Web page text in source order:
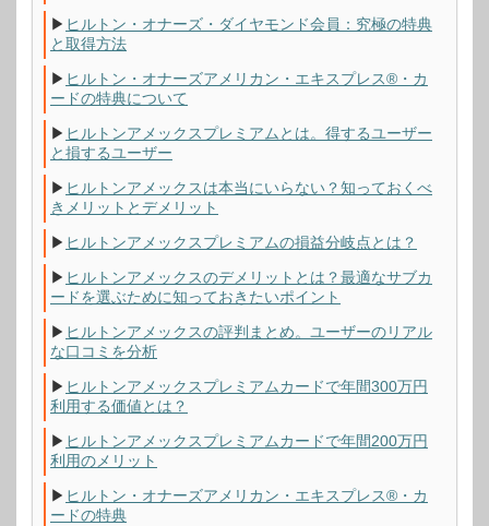
▶ ヒルトン・オナーズ・ダイヤモンド会員：究極の特典
と取得方法
▶ ヒルトン・オナーズアメリカン・エキスプレス®・カ
ードの特典について
▶ ヒルトンアメックスプレミアムとは。得するユーザー
と損するユーザー
▶ ヒルトンアメックスは本当にいらない？知っておくべ
きメリットとデメリット
▶ ヒルトンアメックスプレミアムの損益分岐点とは？
▶ ヒルトンアメックスのデメリットとは？最適なサブカ
ードを選ぶために知っておきたいポイント
▶ ヒルトンアメックスの評判まとめ。ユーザーのリアル
な口コミを分析
▶ ヒルトンアメックスプレミアムカードで年間300万円
利用する価値とは？
▶ ヒルトンアメックスプレミアムカードで年間200万円
利用のメリット
▶ ヒルトン・オナーズアメリカン・エキスプレス®・カ
ードの特典